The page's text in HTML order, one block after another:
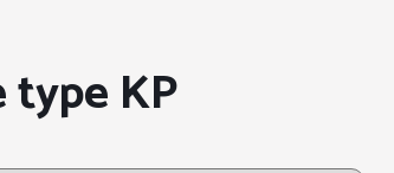
KP